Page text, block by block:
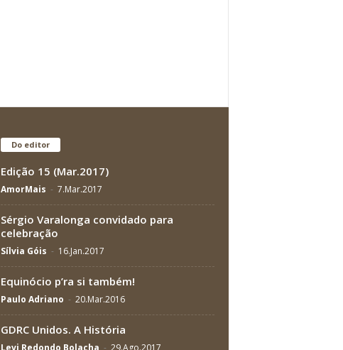
Do editor
Edição 15 (Mar.2017)
AmorMais - 7.Mar.2017
Sérgio Varalonga convidado para
celebração
Sílvia Góis - 16.Jan.2017
Equinócio p’ra si também!
Paulo Adriano - 20.Mar.2016
GDRC Unidos. A História
Levi Redondo Bolacha - 29.Ago.2017